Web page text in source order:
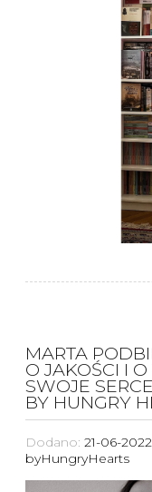
MARTA
O JAKOŚCI I
SWOJE
BY HUNGRY
Dodano: 21-06-2022
byHungryHearts